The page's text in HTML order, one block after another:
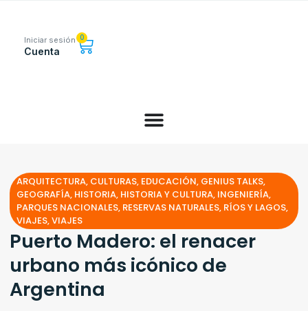
Iniciar sesión
Cuenta
0
ARQUITECTURA, CULTURAS, EDUCACIÓN, GENIUS TALKS,
GEOGRAFÍA, HISTORIA, HISTORIA Y CULTURA, INGENIERÍA,
PARQUES NACIONALES, RESERVAS NATURALES, RÍOS Y LAGOS,
VIAJES,VIAJES
Puerto Madero: el renacer
urbano más icónico de
Argentina